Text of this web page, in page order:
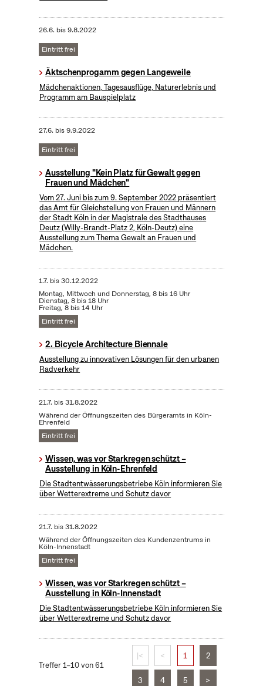
26.6. bis9.8.2022
Eintritt frei
Äktschenprogamm gegen Langeweile
Mädchenaktionen, Tagesausflüge, Naturerlebnis und
Programm am Bauspielplatz
27.6. bis9.9.2022
Eintritt frei
Ausstellung "Kein Platz für Gewalt gegen
Frauen und Mädchen"
Vom 27. Juni bis zum 9. September 2022 präsentiert
das Amt für Gleichstellung von Frauen und Männern
der Stadt Köln in der Magistrale des Stadthauses
Deutz (Willy-Brandt-Platz 2, Köln-Deutz) eine
Ausstellung zum Thema Gewalt an Frauen und
Mädchen.
1.7. bis30.12.2022
Montag, Mittwoch und Donnerstag, 8 bis 16 Uhr
Dienstag, 8 bis 18 Uhr
Freitag, 8 bis 14 Uhr
Eintritt frei
2. Bicycle Architecture Biennale
Ausstellung zu innovativen Lösungen für den urbanen
Radverkehr
21.7. bis31.8.2022
Während der Öffnungszeiten des Bürgeramts in Köln-
Ehrenfeld
Eintritt frei
Wissen, was vor Starkregen schützt –
Ausstellung in Köln-Ehrenfeld
Die Stadtentwässerungsbetriebe Köln informieren Sie
über Wetterextreme und Schutz davor
21.7. bis31.8.2022
Während der Öffnungszeiten des Kundenzentrums in
Köln-Innenstadt
Eintritt frei
Wissen, was vor Starkregen schützt –
Ausstellung in Köln-Innenstadt
Die Stadtentwässerungsbetriebe Köln informieren Sie
über Wetterextreme und Schutz davor
Treffer 1–10 von 61
|< < 1 2
3 4 5 >